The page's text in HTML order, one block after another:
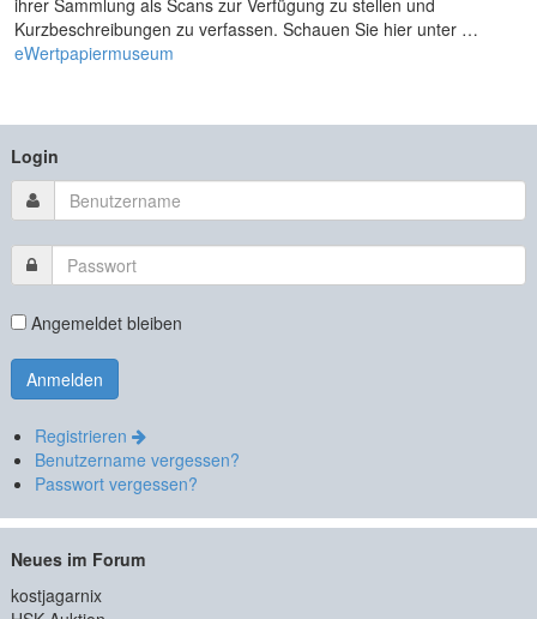
ihrer Sammlung als Scans zur Verfügung zu stellen und
Kurzbeschreibungen zu verfassen. Schauen Sie hier unter …
eWertpapiermuseum
Login
Angemeldet bleiben
Registrieren
Benutzername vergessen?
Passwort vergessen?
Neues im Forum
kostjagarnix